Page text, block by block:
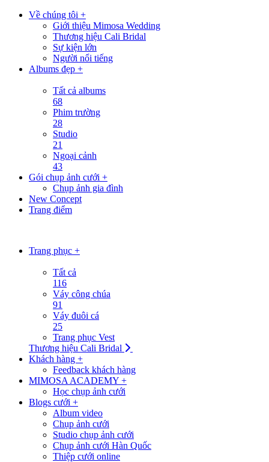
Về chúng tôi +
Giới thiệu Mimosa Wedding
Thương hiệu Cali Bridal
Sự kiện lớn
Người nổi tiếng
Albums đẹp +
Tất cả albums
68
Phim trường
28
Studio
21
Ngoại cảnh
43
Gói chụp ảnh cưới +
Chụp ảnh gia đình
New Concept
Trang điểm
Trang phục +
Tất cả
116
Váy công chúa
91
Váy đuôi cá
25
Trang phục Vest
Thương hiệu Cali Bridal
Khách hàng +
Feedback khách hàng
MIMOSA ACADEMY +
Học chụp ảnh cưới
Blogs cưới +
Album video
Chụp ảnh cưới
Studio chụp ảnh cưới
Chụp ảnh cưới Hàn Quốc
Thiệp cưới online